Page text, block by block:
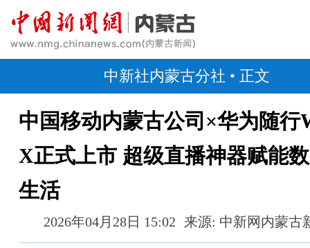
中新社内蒙古分社 • 正文
中国移动内蒙古公司×华为随行
X正式上市 超级直播神器赋能
生活
2026年04月28日 15:02 来源: 中新网内蒙古